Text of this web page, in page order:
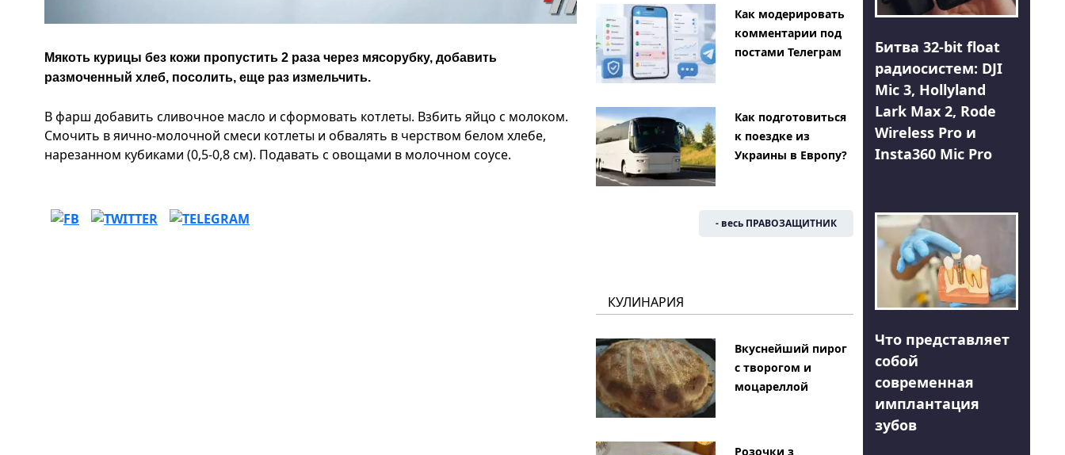
Мякоть курицы без кожи пропустить 2 раза через мясорубку, добавить
размоченный хлеб, посолить, еще раз измельчить.
В фарш добавить сливочное масло и сформовать котлеты. Взбить яйцо с молоком.
Смочить в яично-молочной смеси котлеты и обвалять в черством белом хлебе,
нарезанном кубиками (0,5-0,8 см). Подавать с овощами в молочном соусе.
Как модерировать
комментарии под
постами Телеграм
Как подготовиться
к поездке из
Украины в Европу?
- весь ПРАВОЗАЩИТНИК
КУЛИНАРИЯ
Вкуснейший пирог
с творогом и
моцареллой
Розочки з
Битва 32-bit float
радиосистем: DJI
Mic 3, Hollyland
Lark Max 2, Rode
Wireless Pro и
Insta360 Mic Pro
Что представляет
собой
современная
имплантация
зубов